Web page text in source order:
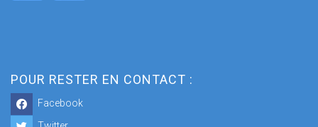
POUR RESTER EN CONTACT :
Facebook